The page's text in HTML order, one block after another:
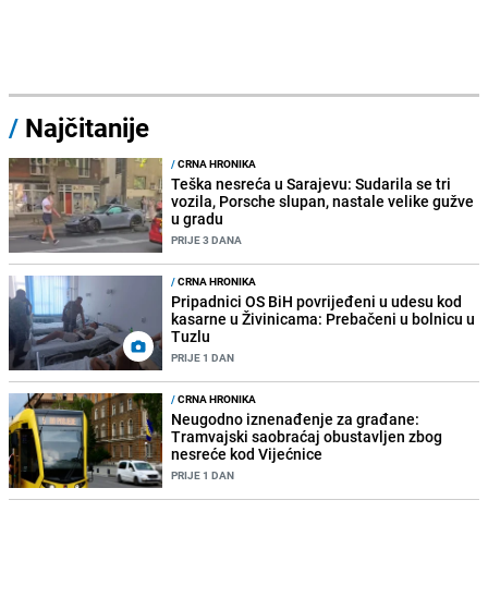
/ Najčitanije
/CRNA HRONIKA
Teška nesreća u Sarajevu: Sudarila se tri
vozila, Porsche slupan, nastale velike gužve
u gradu
PRIJE 3 DANA
/CRNA HRONIKA
Pripadnici OS BiH povrijeđeni u udesu kod
kasarne u Živinicama: Prebačeni u bolnicu u
Tuzlu
PRIJE 1 DAN
/CRNA HRONIKA
Neugodno iznenađenje za građane:
Tramvajski saobraćaj obustavljen zbog
nesreće kod Vijećnice
PRIJE 1 DAN